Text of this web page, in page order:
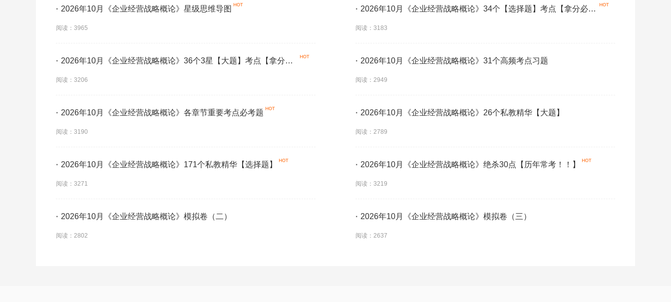
· 2026年10月《企业经营战略概论》星级思维导图
阅读：3965
· 2026年10月《企业经营战略概论》34个【选择题】考点【拿分必
学】
阅读：3183
· 2026年10月《企业经营战略概论》36个3星【大题】考点【拿分必
背】
阅读：3206
· 2026年10月《企业经营战略概论》31个高频考点习题
阅读：2949
· 2026年10月《企业经营战略概论》各章节重要考点必考题
阅读：3190
· 2026年10月《企业经营战略概论》26个私教精华【大题】
阅读：2789
· 2026年10月《企业经营战略概论》171个私教精华【选择题】
阅读：3271
· 2026年10月《企业经营战略概论》绝杀30点【历年常考！！】
阅读：3219
· 2026年10月《企业经营战略概论》模拟卷（二）
阅读：2802
· 2026年10月《企业经营战略概论》模拟卷（三）
阅读：2637